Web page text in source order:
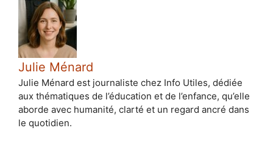
Julie Ménard
Julie Ménard est journaliste chez Info Utiles, dédiée
aux thématiques de l’éducation et de l’enfance, qu’elle
aborde avec humanité, clarté et un regard ancré dans
le quotidien.